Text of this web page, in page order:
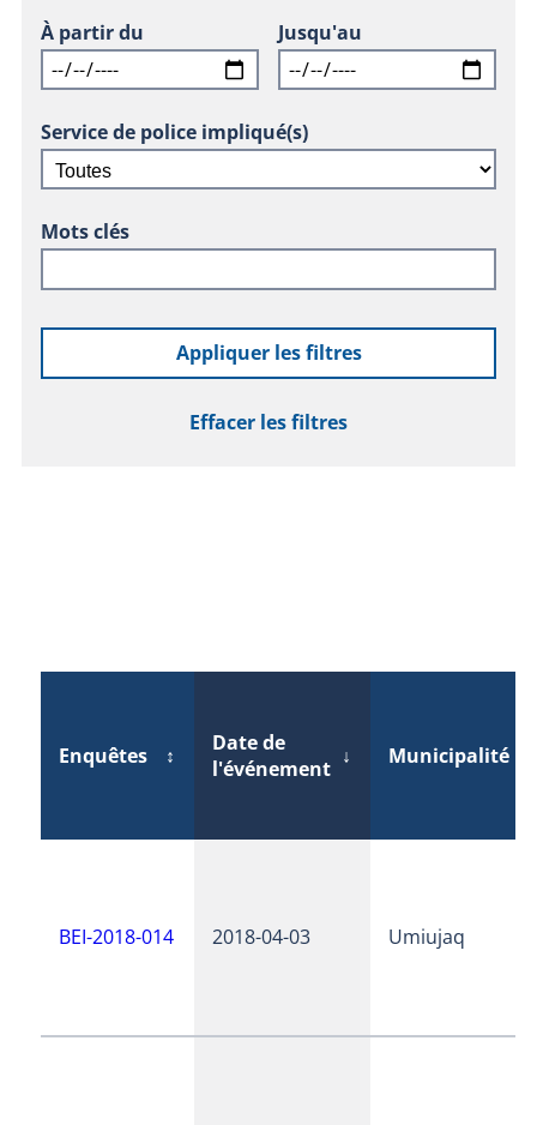
À partir du Jusqu'au
Service de police impliqué(s)
Mots clés
Appliquer les filtres
Effacer les filtres
Enquêtes ↕
Date de
l'événement ↓ Municipalité
BEI-2018-014 2018-04-03 Umiujaq